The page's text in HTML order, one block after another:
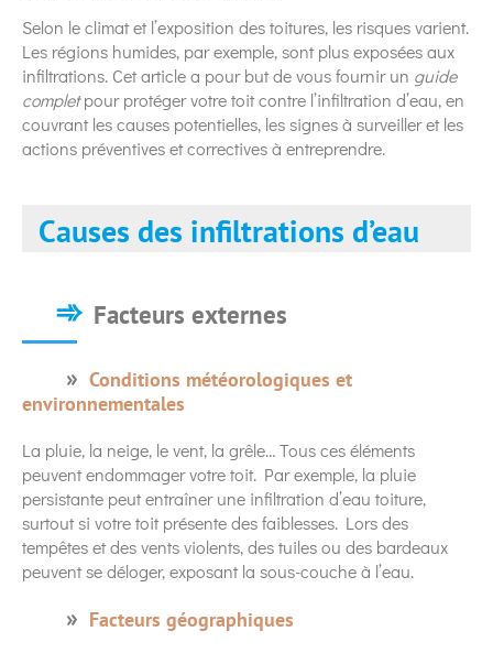
Selon le climat et l’exposition des toitures, les risques varient.
Les régions humides, par exemple, sont plus exposées aux
infiltrations. Cet article a pour but de vous fournir un guide
completpour protéger votre toit contre l’infiltration d’eau, en
couvrant les causes potentielles, les signes à surveiller et les
actions préventives et correctives à entreprendre.
Causes des infiltrations d’eau
Facteurs externes
Conditions météorologiques et
environnementales
La pluie, la neige, le vent, la grêle… Tous ces éléments
peuvent endommager votre toit. Par exemple, la pluie
persistante peut entraîner une infiltration d’eau toiture,
surtout si votre toit présente des faiblesses. Lors des
tempêtes et des vents violents, des tuiles ou des bardeaux
peuvent se déloger, exposant la sous-couche à l’eau.
Facteurs géographiques